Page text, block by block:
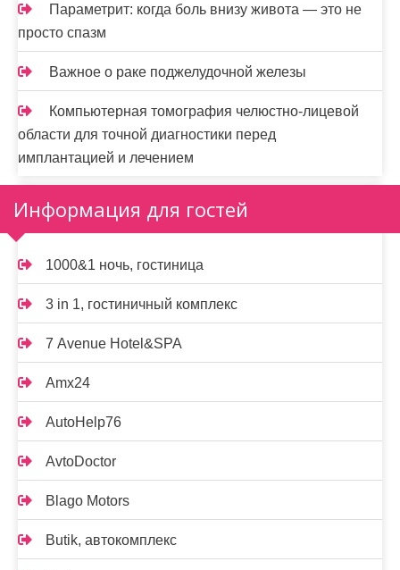
Параметрит: когда боль внизу живота — это не
просто спазм
Важное о раке поджелудочной железы
Компьютерная томография челюстно-лицевой
области для точной диагностики перед
имплантацией и лечением
Информация для гостей
1000&1 ночь, гостиница
3 in 1, гостиничный комплекс
7 Avenue Hotel&SPA
Amx24
AutoHelp76
AvtoDoctor
Blago Motors
Butik, автокомплекс